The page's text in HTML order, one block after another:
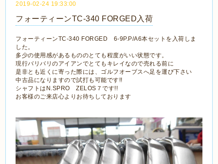
2019-02-24 19:33:00
フォーティーンTC-340 FORGED入荷
フォーティーンTC-340 FORGED 6-9P.P/A6本セットを入荷しま
した。
多少の使用感があるもののとても程度がいい状態です。
現行バリバリのアイアンでとてもキレイなので売れる前に
是非とも近くに寄った際には、ゴルフオーブスへ足を運び下さい
中古品になりますので試打も可能です!!
シャフトはN.SPRO ZELOS７です!!
お客様のご来店心よりお待ちしております